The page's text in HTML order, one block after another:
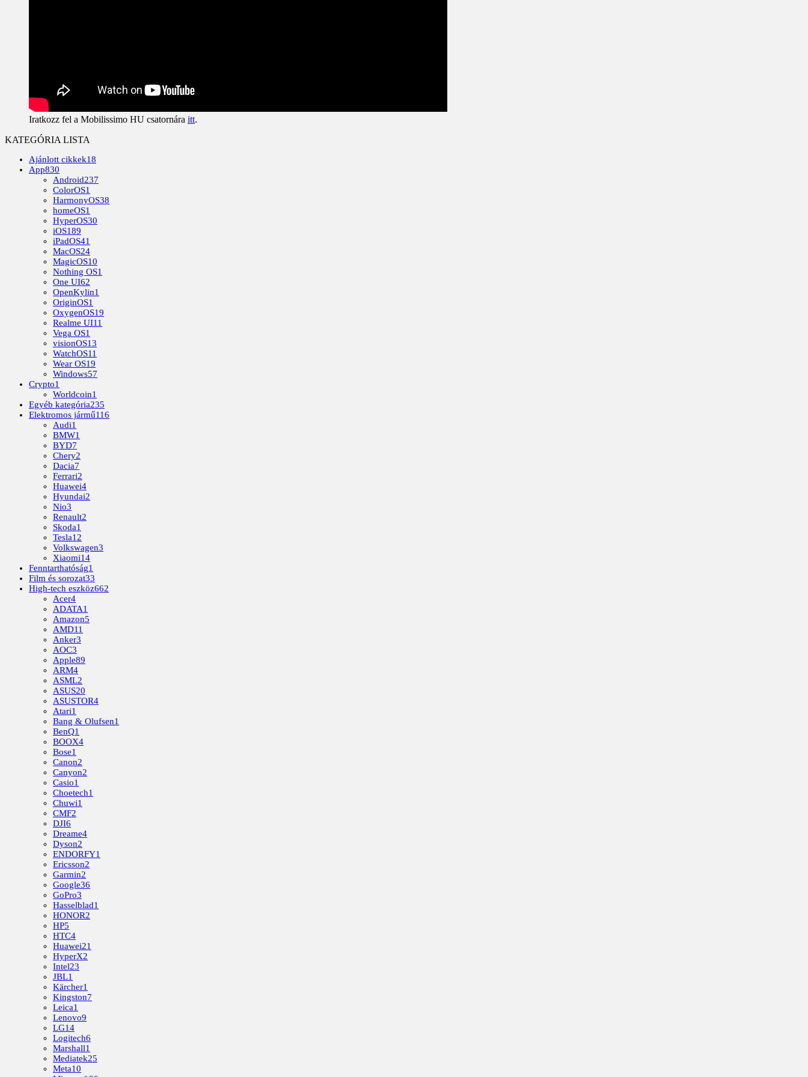
Iratkozz fel a Mobilissimo HU csatornára itt.
KATEGÓRIA LISTA
Ajánlott cikkek18
App830
Android237
ColorOS1
HarmonyOS38
homeOS1
HyperOS30
iOS189
iPadOS41
MacOS24
MagicOS10
Nothing OS1
One UI62
OpenKylin1
OriginOS1
OxygenOS19
Realme UI11
Vega OS1
visionOS13
WatchOS11
Wear OS19
Windows57
Crypto1
Worldcoin1
Egyéb kategória235
Elektromos jármű116
Audi1
BMW1
BYD7
Chery2
Dacia7
Ferrari2
Huawei4
Hyundai2
Nio3
Renault2
Skoda1
Tesla12
Volkswagen3
Xiaomi14
Fenntarthatóság1
Film és sorozat33
High-tech eszköz662
Acer4
ADATA1
Amazon5
AMD11
Anker3
AOC3
Apple89
ARM4
ASML2
ASUS20
ASUSTOR4
Atari1
Bang & Olufsen1
BenQ1
BOOX4
Bose1
Canon2
Canyon2
Casio1
Choetech1
Chuwi1
CMF2
DJI6
Dreame4
Dyson2
ENDORFY1
Ericsson2
Garmin2
Google36
GoPro3
Hasselblad1
HONOR2
HP5
HTC4
Huawei21
HyperX2
Intel23
JBL1
Kärcher1
Kingston7
Leica1
Lenovo9
LG14
Logitech6
Marshall1
Mediatek25
Meta10